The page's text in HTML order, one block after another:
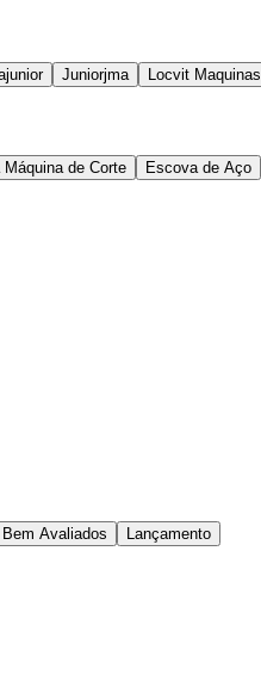
Juniorjma Locvit Maquinas
Máquina de Corte Escova de Aço
Bem Avaliados Lançamento